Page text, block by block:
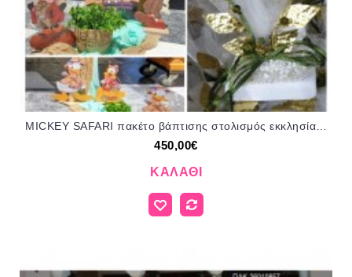
450,00€
ΚΑΛΆΘΙ